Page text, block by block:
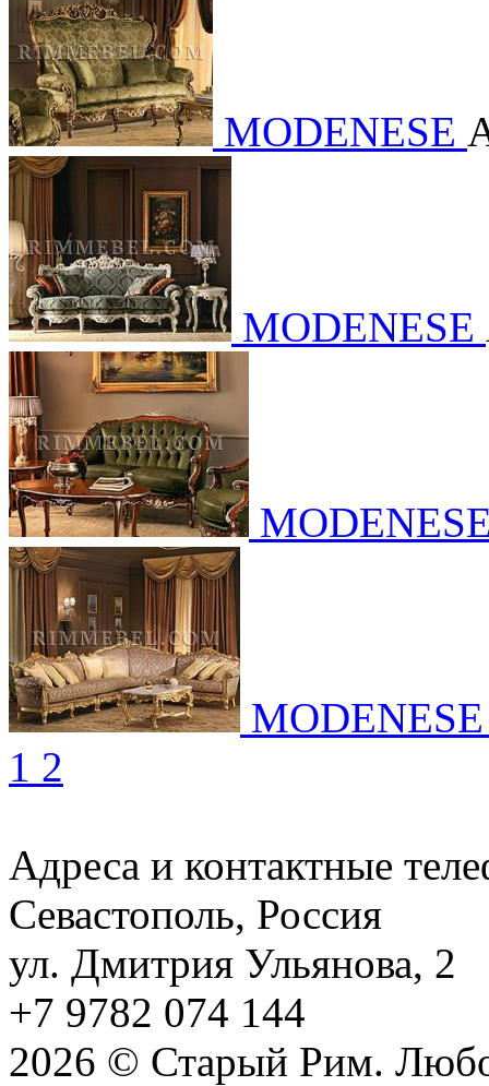
MODENESE
MODENESE
MODENESE
1 2
Адреса и контактные
Севастополь, Россия
ул. Дмитрия Ульянова, 2
+7 9782 074 144
2026 © Старый Рим.